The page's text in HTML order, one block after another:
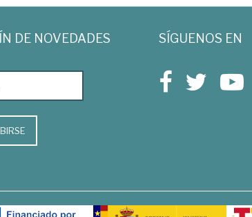
DE NOVEDADES SÍGUENOS EN